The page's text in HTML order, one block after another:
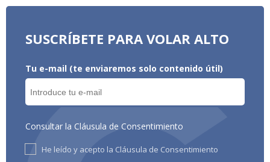
SUSCRÍBETE PARA VOLAR ALTO
Tu e-mail (te enviaremos solo contenido útil)
Consultar la Cláusula de Consentimiento
He leído y acepto la Cláusula de Consentimiento